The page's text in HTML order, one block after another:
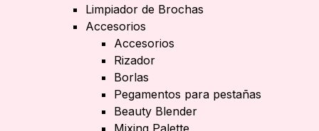
Limpiador de Brochas
Accesorios
Accesorios
Rizador
Borlas
Pegamentos para pestañas
Beauty Blender
Mixing Palette